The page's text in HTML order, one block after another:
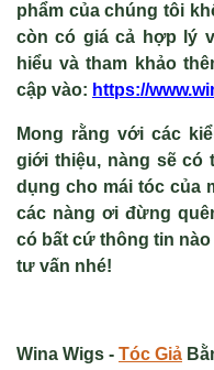
phẩm của chúng tôi
còn có giá cả hợp lý
hiểu và tham khảo
cập vào: https://
Mong rằng với các
giới thiệu, nàng sẽ có
dụng cho mái tóc của
các nàng ơi đừng
có bất cứ thông tin
tư vấn nhé!
Wina Wigs - Tóc Giả